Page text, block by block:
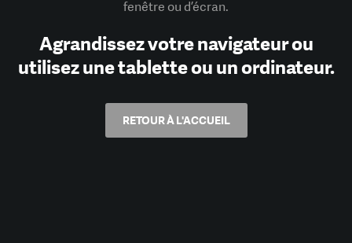
fenêtre ou d’écran.
Agrandissez votre navigateur ou
utilisez une tablette ou un ordinateur.
RETOUR À L'ACCUEIL